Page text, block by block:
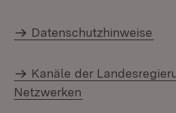
Datenschutzhinweise
Kanäle der
Netzwerken